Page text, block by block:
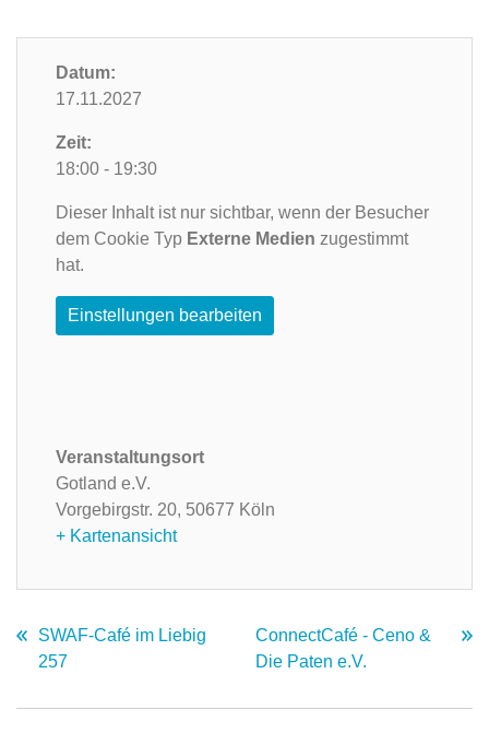
Datum:
17.11.2027
Zeit:
18:00 - 19:30
Dieser Inhalt ist nur sichtbar, wenn der Besucher
dem Cookie Typ Externe Medien zugestimmt
hat.
Einstellungen bearbeiten
Veranstaltungsort
Gotland e.V.
Vorgebirgstr. 20, 50677 Köln
+ Kartenansicht
SWAF-Café im Liebig
257
ConnectCafé - Ceno &
Die Paten e.V.